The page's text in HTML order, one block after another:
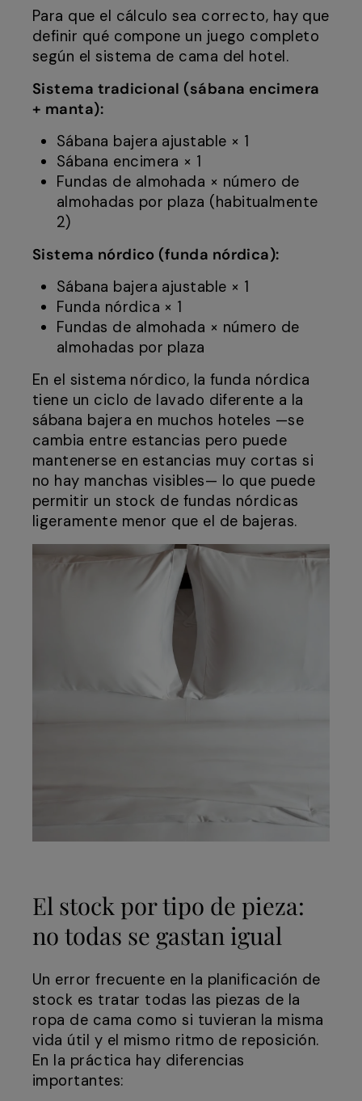
Para que el cálculo sea correcto, hay que
definir qué compone un juego completo
según el sistema de cama del hotel.
Sistema tradicional (sábana encimera
+ manta):
Sábana bajera ajustable × 1
Sábana encimera × 1
Fundas de almohada × número de
almohadas por plaza (habitualmente
2)
Sistema nórdico (funda nórdica):
Sábana bajera ajustable × 1
Funda nórdica × 1
Fundas de almohada × número de
almohadas por plaza
En el sistema nórdico, la funda nórdica
tiene un ciclo de lavado diferente a la
sábana bajera en muchos hoteles —se
cambia entre estancias pero puede
mantenerse en estancias muy cortas si
no hay manchas visibles— lo que puede
permitir un stock de fundas nórdicas
ligeramente menor que el de bajeras.
El stock por tipo de pieza:
no todas se gastan igual
Un error frecuente en la planificación de
stock es tratar todas las piezas de la
ropa de cama como si tuvieran la misma
vida útil y el mismo ritmo de reposición.
En la práctica hay diferencias
importantes: